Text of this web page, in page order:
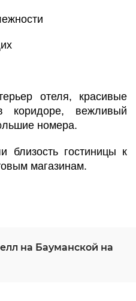
отеля, красивые
коридоре, вежливый
номера.
близость гостиницы к
магазинам.
на Бауманской на